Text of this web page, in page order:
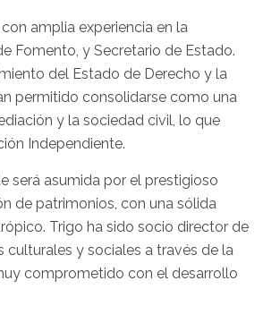
amplia experiencia en la
Fomento, y Secretario de Estado.
del Estado de Derecho y la
permitido consolidarse como una
y la sociedad civil, lo que
Independiente.
será asumida por el prestigioso
de patrimonios, con una sólida
Trigo ha sido socio director de
y sociales a través de la
comprometido con el desarrollo